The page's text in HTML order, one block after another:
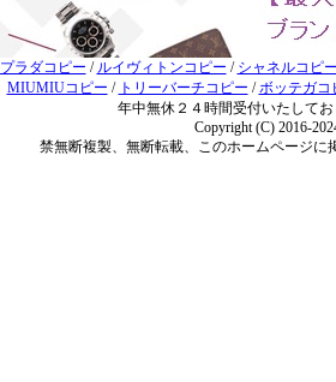
プラダコピー / ルイヴィトンコピー / シャネルコピ
MIUMIUコピー / トリーバーチコピー /ボッテガコ
年中無休２４時間受付いたして
Copyright (C) 2016-
禁無断複製、無断転載、このホームページ